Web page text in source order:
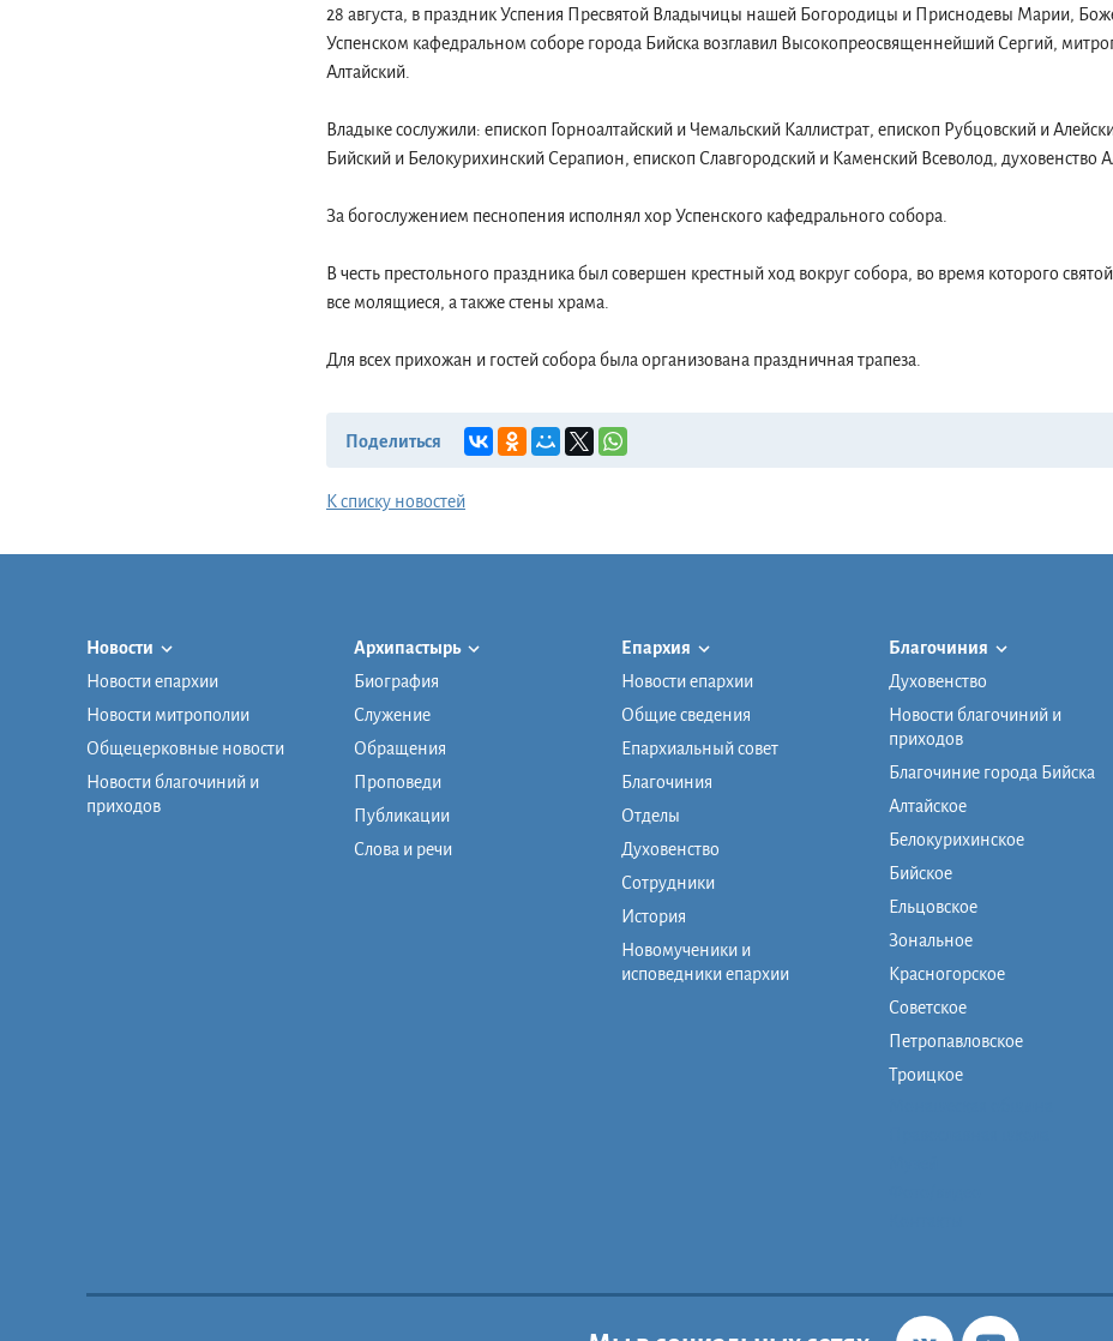
28 августа, в праздник Успения Пресвятой Владычицы нашей Богородицы и Приснодевы Марии,
Успенском кафедральном соборе города Бийска возглавил Высокопреосвященнейший Сергий,
Алтайский.
Владыке сослужили: епископ Горноалтайский и Чемальский Каллистрат, епископ Рубцовский и
Бийский и Белокурихинский Серапион, епископ Славгородский и Каменский Всеволод, духовенство
За богослужением песнопения исполнял хор Успенского кафедрального собора.
В честь престольного праздника был совершен крестный ход вокруг собора, во время которого
все молящиеся, а также стены храма.
Для всех прихожан и гостей собора была организована праздничная трапеза.
Поделиться
К списку новостей
Новости
Новости епархии
Новости митрополии
Общецерковные новости
Новости благочиний и
приходов
Архипастырь
Биография
Служение
Обращения
Проповеди
Публикации
Слова и речи
Епархия
Новости епархии
Общие сведения
Епархиальный совет
Благочиния
Отделы
Духовенство
Сотрудники
История
Новомученики и
исповедники епархии
Благочиния
Духовенство
Новости благочиний и
приходов
Благочиние города Бийска
Алтайское
Белокурихинское
Бийское
Ельцовское
Зональное
Красногорское
Советское
Петропавловское
Троицкое